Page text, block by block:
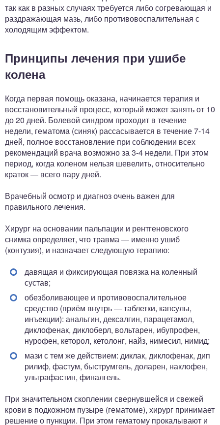
так как в разных случаях требуется либо согревающая и
раздражающая мазь, либо противовоспалительная с
холодящим эффектом.
Принципы лечения при ушибе
колена
Когда первая помощь оказана, начинается терапия и
восстановительный процесс, который может занять от 10
до 20 дней. Болевой синдром проходит в течение
недели, гематома (синяк) рассасывается в течение 7-14
дней, полное восстановление при соблюдении всех
рекомендаций врача возможно за 3-4 недели. При этом
период, когда коленом нельзя шевелить, относительно
краток — всего пару дней.
Врачебный осмотр и диагноз очень важен для
правильного лечения.
Хирург на основании пальпации и рентгеновского
снимка определяет, что травма — именно ушиб
(контузия), и назначает следующую терапию:
давящая и фиксирующая повязка на коленный
сустав;
обезболивающее и противовоспалительное
средство (приём внутрь — таблетки, капсулы,
инъекции): анальгин, дексалгин, парацетамол,
диклофенак, диклоберл, вольтарен, ибупрофен,
нурофен, кеторол, кетолонг, найз, нимесил, нимид;
мази с тем же действием: диклак, диклофенак, дип
рилиф, фастум, быструмгель, доларен, наклофен,
ультрафастин, финалгель.
При значительном скоплении свернувшейся и свежей
крови в подкожном пузыре (гематоме), хирург принимает
решение о пункции. При этом гематому прокалывают и